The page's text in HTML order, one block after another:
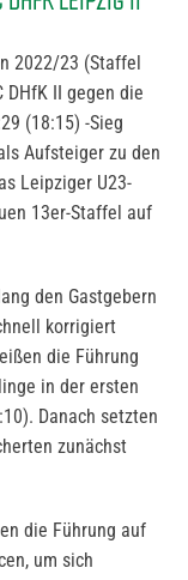
2022/23 (Staffel
DHfK II gegen die
(18:15) -Sieg
Aufsteiger zu den
Leipziger U23-
13er-Staffel auf
den Gastgebern
korrigiert
die Führung
in der ersten
Danach setzten
zunächst
die Führung auf
um sich